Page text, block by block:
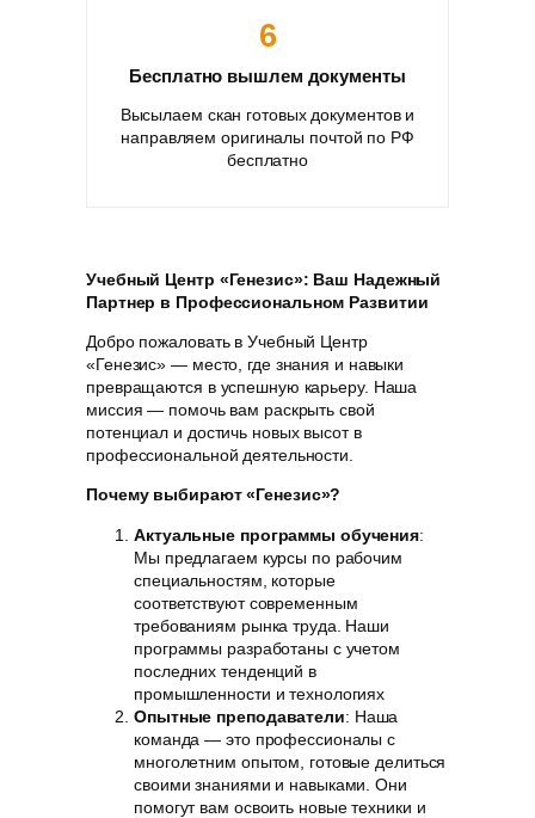
6
Бесплатно вышлем документы
Высылаем скан готовых документов и
направляем оригиналы почтой по РФ
бесплатно
Учебный Центр «Генезис»: Ваш Надежный
Партнер в Профессиональном Развитии
Добро пожаловать в Учебный Центр
«Генезис» — место, где знания и навыки
превращаются в успешную карьеру. Наша
миссия — помочь вам раскрыть свой
потенциал и достичь новых высот в
профессиональной деятельности.
Почему выбирают «Генезис»?
Актуальные программы обучения:
Мы предлагаем курсы по рабочим
специальностям, которые
соответствуют современным
требованиям рынка труда. Наши
программы разработаны с учетом
последних тенденций в
промышленности и технологиях
Опытные преподаватели: Наша
команда — это профессионалы с
многолетним опытом, готовые делиться
своими знаниями и навыками. Они
помогут вам освоить новые техники и